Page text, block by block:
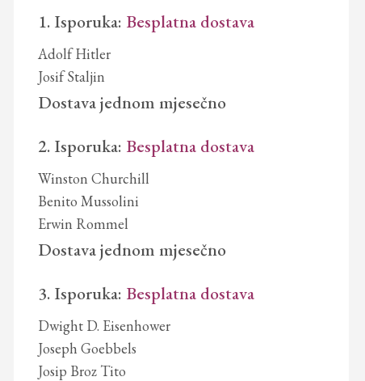
1. Isporuka: Besplatna dostava
Adolf Hitler
Josif Staljin
Dostava jednom mjesečno
2. Isporuka: Besplatna dostava
Winston Churchill
Benito Mussolini
Erwin Rommel
Dostava jednom mjesečno
3. Isporuka: Besplatna dostava
Dwight D. Eisenhower
Joseph Goebbels
Josip Broz Tito